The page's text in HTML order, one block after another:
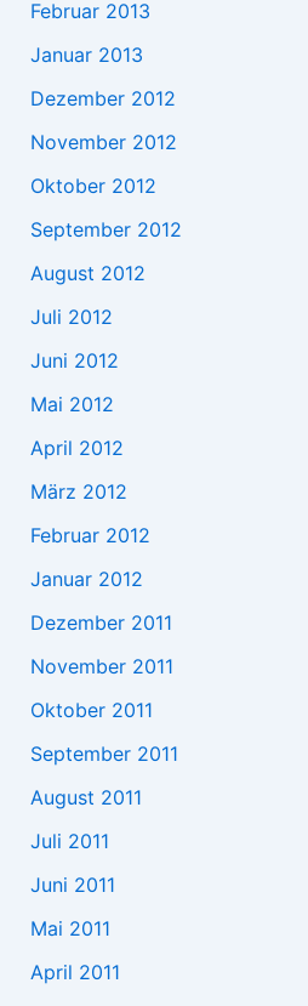
Februar 2013
Januar 2013
Dezember 2012
November 2012
Oktober 2012
September 2012
August 2012
Juli 2012
Juni 2012
Mai 2012
April 2012
März 2012
Februar 2012
Januar 2012
Dezember 2011
November 2011
Oktober 2011
September 2011
August 2011
Juli 2011
Juni 2011
Mai 2011
April 2011